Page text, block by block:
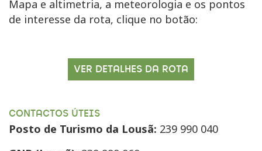
Mapa e altimetria, a meteorologia e os pontos
de interesse da rota, clique no botão:
VER DETALHES DA ROTA
CONTACTOS ÚTEIS
Posto de Turismo da Lousã: 239 990 040